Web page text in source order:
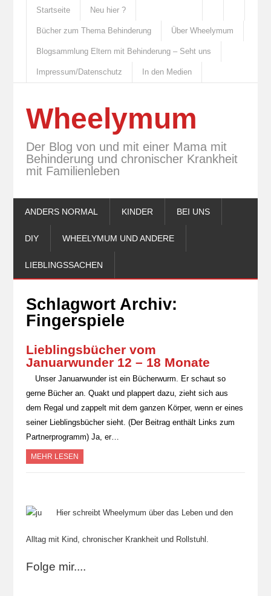
Startseite Neu hier ?
Bücher zum Thema Behinderung Über Wheelymum
Blogsammlung Eltern mit Behinderung – Seht uns
Impressum/Datenschutz In den Medien
Wheelymum
Der Blog von und mit einer Mama mit
Behinderung und chronischer Krankheit
mit Familienleben
ANDERS NORMAL KINDER BEI UNS
DIY WHEELYMUM UND ANDERE
LIEBLINGSSACHEN
Schlagwort Archiv:
Fingerspiele
Lieblingsbücher vom
Januarwunder 12 – 18 Monate
Unser Januarwunder ist ein Bücherwurm. Er schaut so
gerne Bücher an. Quakt und plappert dazu, zieht sich aus
dem Regal und zappelt mit dem ganzen Körper, wenn er eines
seiner Lieblingsbücher sieht. (Der Beitrag enthält Links zum
Partnerprogramm) Ja, er…
MEHR LESEN
Hier schreibt Wheelymum über das Leben und den
Alltag mit Kind, chronischer Krankheit und Rollstuhl.
Folge mir....